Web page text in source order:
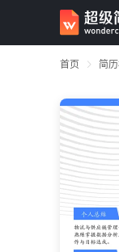
首页 简